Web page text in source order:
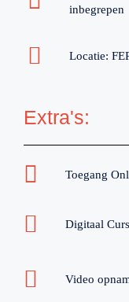
inbegrepen
Locatie:
Extra's:
Toegang
Digitaal
Video